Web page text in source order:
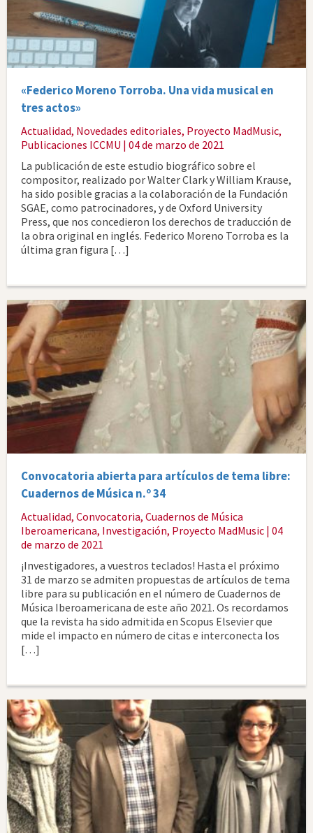
«Federico Moreno Torroba. Una vida musical en
tres actos»
Actualidad, Novedades editoriales, Proyecto MadMusic,
Publicaciones ICCMU | 04 de marzo de 2021
La publicación de este estudio biográfico sobre el
compositor, realizado por Walter Clark y William Krause,
ha sido posible gracias a la colaboración de la Fundación
SGAE, como patrocinadores, y de Oxford University
Press, que nos concedieron los derechos de traducción de
la obra original en inglés. Federico Moreno Torroba es la
última gran figura […]
Convocatoria abierta para artículos de tema libre:
Cuadernos de Música n.º 34
Actualidad, Convocatoria, Cuadernos de Música
Iberoamericana, Investigación, Proyecto MadMusic | 04
de marzo de 2021
¡Investigadores, a vuestros teclados! Hasta el próximo
31 de marzo se admiten propuestas de artículos de tema
libre para su publicación en el número de Cuadernos de
Música Iberoamericana de este año 2021. Os recordamos
que la revista ha sido admitida en Scopus Elsevier que
mide el impacto en número de citas e interconecta los
[…]